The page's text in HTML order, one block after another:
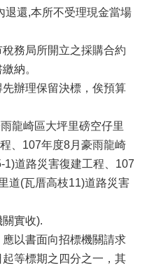
退還,本所不受理現金當場
務局所開立之採購合約
納。
辦理保留決標，俟預算
龍崎區大坪里磅空仔里
、107年度8月豪雨龍崎
1)道路災害復建工程、107
道(瓦厝高枝11)道路災害
實收).
以書面向招標機關請求
等標期之四分之一，其